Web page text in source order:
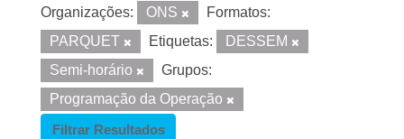
Organizações: ONS
Formatos:
PARQUET
Etiquetas:
DESSEM
Semi-horário
Grupos:
Programação da Operação
Filtrar Resultados